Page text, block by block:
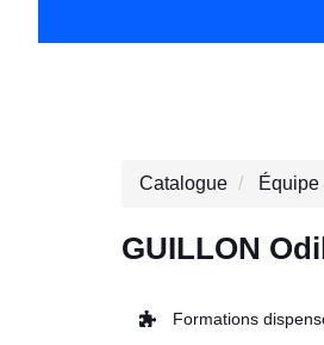
Catalogue
GUILLON
Formations